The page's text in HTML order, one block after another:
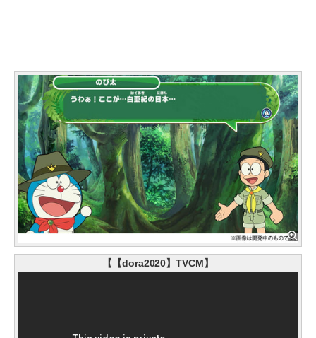
【【dora2020】TVCM】